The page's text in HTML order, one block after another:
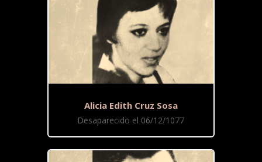
Alicia Edith Cruz Sosa
Desaparecido el 06/12/1077